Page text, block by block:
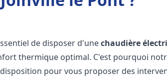
de disposer d'unechaudière
thermique optimal. C'est pourquoi
pour vous proposer des